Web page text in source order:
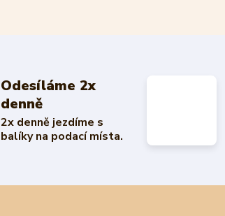
Odesíláme 2x
denně
2x denně jezdíme s
balíky na podací místa.